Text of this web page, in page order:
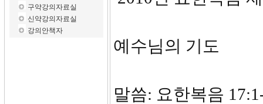
구약강의자료실
신약강의자료실
강의안책자
예수님의 기도
말씀: 요한복음